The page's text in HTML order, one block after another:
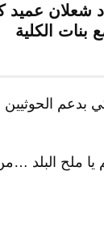
شعلان عميد
بنات الكلية
بدعم الحوثيين
يا ملح البلد